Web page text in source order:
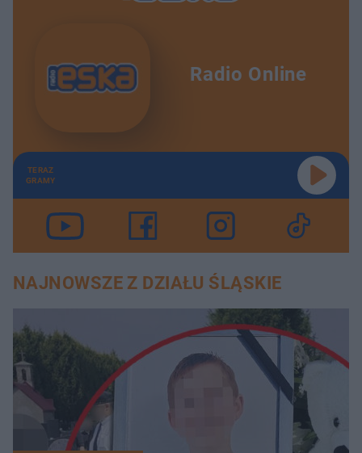
Radio Online
TERAZ
GRAMY
NAJNOWSZE Z DZIAŁU ŚLĄSKIE